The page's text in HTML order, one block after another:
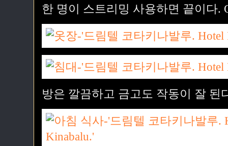
한 명이 스트리밍 사용하면 끝이다.
방은 깔끔하고 금고도 작동이 잘 된